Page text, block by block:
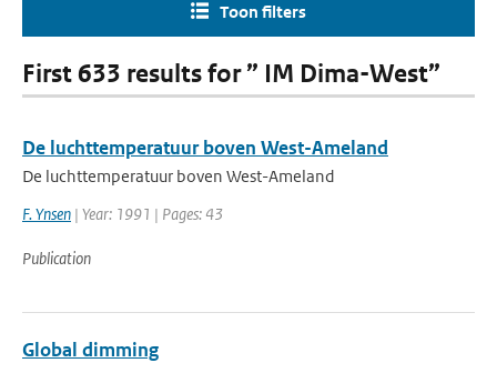
Toon filters
First 633 results for ” IM Dima-West”
De luchttemperatuur boven West-Ameland
De luchttemperatuur boven West-Ameland
F. Ynsen | Year: 1991 | Pages: 43
Publication
Global dimming